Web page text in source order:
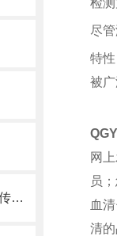
人肺癌细胞 A549细胞 ATCC细胞 传代细胞
检
尽
特
被
网
员
血
清